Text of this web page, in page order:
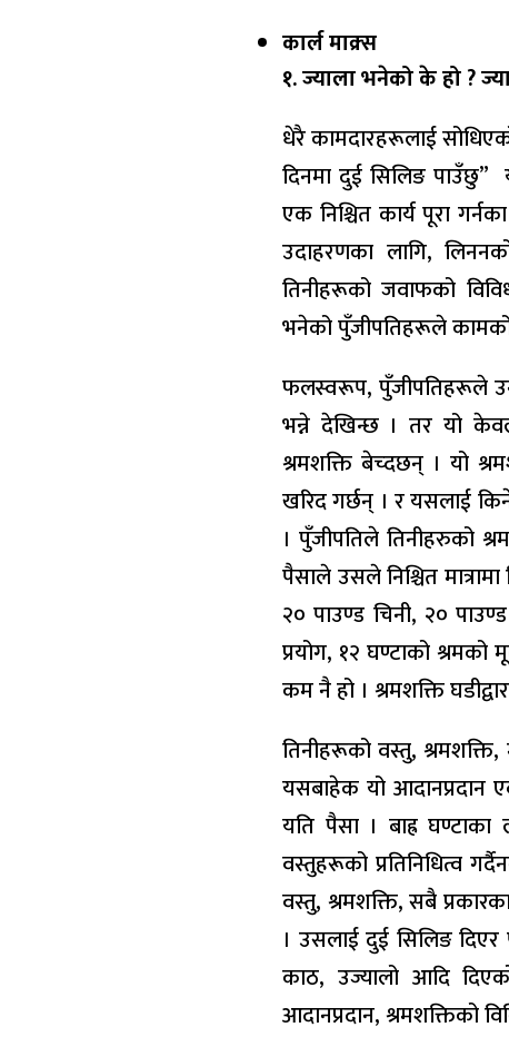
कार्ल माक्र्स
१. ज्याला भनेको के हो ?
धेरै कामदारहरूलाई
दिनमा दुई सिलिङ पाउँछु”
एक निश्चित कार्य पूरा
उदाहरणका लागि,
तिनीहरूको जवाफको
भनेको पुँजीपतिहरूले कामको
फलस्वरूप, पुँजीपतिहरूले
भन्ने देखिन्छ । तर यो
श्रमशक्ति बेच्दछन् । यो
खरिद गर्छन् । र यसलाई
। पुँजीपतिले तिनीहरुको
पैसाले उसले निश्चित
२० पाउण्ड चिनी, २०
प्रयोग, १२ घण्टाको श्रमको
कम नै हो । श्रमशक्ति
तिनीहरूको वस्तु,
यसबाहेक यो आदानप्रदान
यति पैसा । बाह्र
वस्तुहरूको प्रतिनिधित्व
वस्तु, श्रमशक्ति, सबै
। उसलाई दुई सिलिङ
काठ, उज्यालो आदि
आदानप्रदान, श्रमशक्तिको